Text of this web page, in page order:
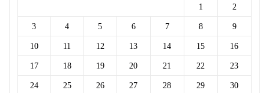
1 2
3 4 5 6 7 8 9
10 11 12 13 14 15 16
17 18 19 20 21 22 23
24 25 26 27 28 29 30